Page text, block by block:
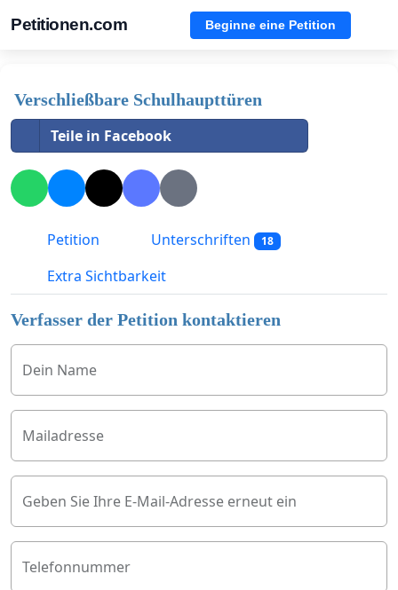
Petitionen.com Beginne eine Petition
Verschließbare Schulhaupttüren
Teile in Facebook
Petition Unterschriften 18
Extra Sichtbarkeit
Verfasser der Petition kontaktieren
Dein Name
Mailadresse
Geben Sie Ihre E-Mail-Adresse erneut ein
Telefonnummer